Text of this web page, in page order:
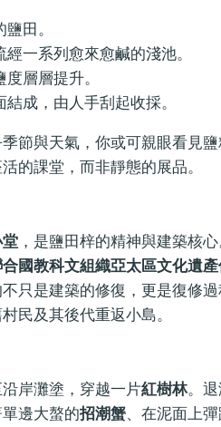
田。
一系列愈來愈鹹的淺池。
層層提升。
成，由人手刮起收採。
節與天氣，你或可親眼看見
的課堂，而非靜態的展品。
，是鹽田梓的精神與建築核
國教科文組織亞太區文化遺
只是建築的修復，更是復修
民及其後代重返小島。
岸灘塗，穿越一片紅樹林。
邊大螯的招潮蟹、在泥面上